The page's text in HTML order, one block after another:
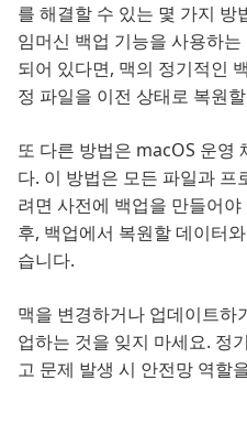
를 해결할 수 있는 몇 가지
임머신 백업 기능을 사용하
되어 있다면, 맥의 정기적인
정 파일을 이전 상태로 복원
또 다른 방법은 macOS 운영
다. 이 방법은 모든 파일과
려면 사전에 백업을 만들어
후, 백업에서 복원할 데이터
습니다.
맥을 변경하거나 업데이트하
업하는 것을 잊지 마세요. 정
고 문제 발생 시 안전망 역할